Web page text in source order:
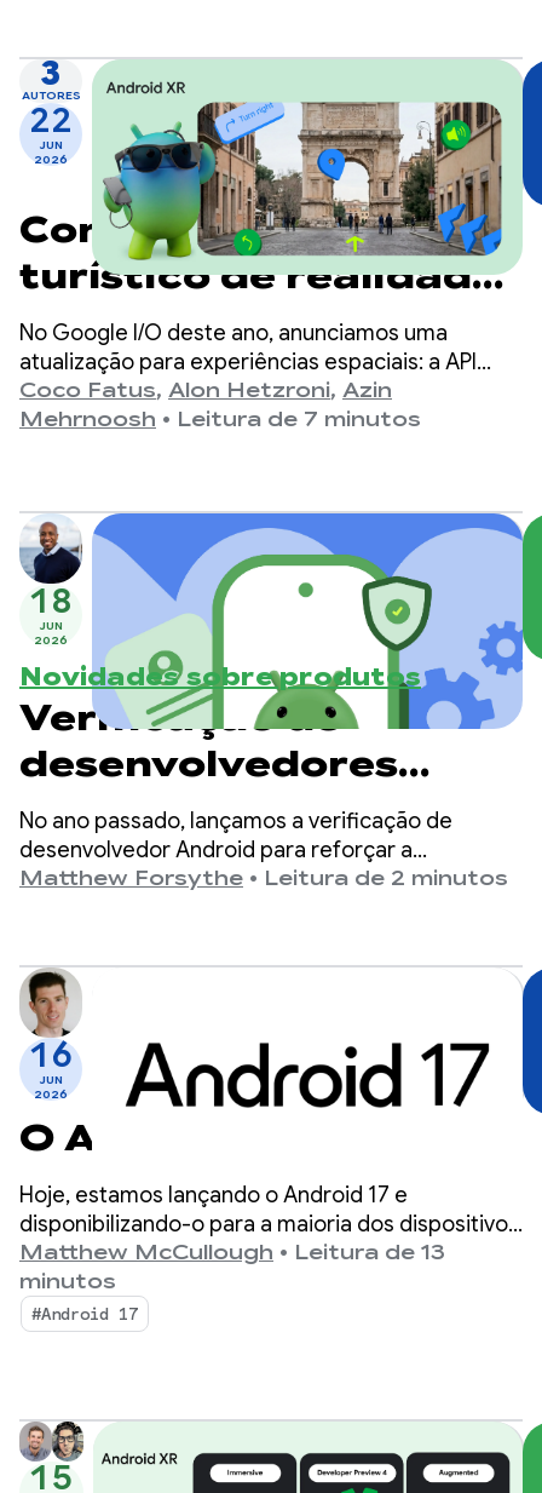
sucesso.
3
AUTORES
22
JUN
2026
Como criar um guia
turístico de realidade
mista com o Android
XR, a API Geospatial e
o Gemini
No Google I/O deste ano, anunciamos uma
atualização para experiências espaciais: a API
Geospatial agora está disponível como prévia no
ARCore para Jetpack XR.
Coco Fatus, Alon Hetzroni, Azin
Mehrnoosh • Leitura de 7 minutos
18
JUN
2026
Novidades sobre produtos
Verificação de
desenvolvedores
Android: construindo
um ecossistema mais
seguro juntos
No ano passado, lançamos a verificação de
desenvolvedor Android para reforçar a
segurança do ecossistema e impedir que
Matthew Forsythe • Leitura de 2 minutos
16
JUN
2026
O Android 17 chegou
Hoje, estamos lançando o Android 17 e
disponibilizando-o para a maioria dos dispositivos
Pixel compatíveis. Aguarde novos dispositivos
com o Android 17 nos próximos meses.
Matthew McCullough • Leitura de 13
minutos
#Android 17
15